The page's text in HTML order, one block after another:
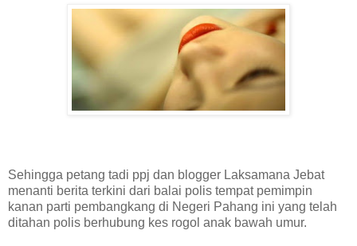
Sehingga petang tadi ppj dan blogger Laksamana Jebat
menanti berita terkini dari balai polis tempat pemimpin
kanan parti pembangkang di Negeri Pahang ini yang telah
ditahan polis berhubung kes rogol anak bawah umur.